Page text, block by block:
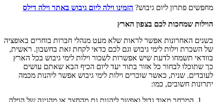
מחפשים פתרון ליום גיבוש? הזמינו וילה ליום גיבוש באתר וילה דילס
הוילות שמחכות לכם בצפון הארץ
בשנים האחרונות אפשר לראות שלא מעט מנהלי חברות בוחרים באופציה
של השכרת וילות לימי גיבוש וגם לכם כדאי לקחת זאת בחשבון. ראשית,
בוודאי תשמחו לדעת שיש אפשרות לשכור וילות לימי גיבוש בכל הארץ
כך שתוכלו לבחור כל אזור בתור יעד ליום הכיף הבא שאתם עושים
לעובדים. שנית, כאשר שוכרים וילות לימי גיבוש אפשר ליהנות מכמה
יתרונות חשובים, כמו:
המרחב מאוד גדול ואפשר ליהנות גם מהחצר או מהגינה של הוילה